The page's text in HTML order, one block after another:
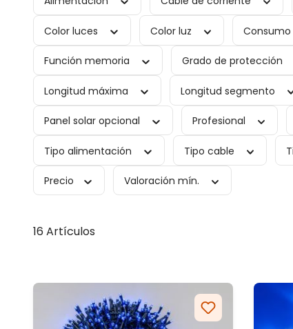
Color luces Color luz Consumo
Función memoria Grado de protección
Longitud máxima Longitud segmento
Panel solar opcional Profesional
Tipo alimentación Tipo cable
Precio Valoración mín.
16 Artículos